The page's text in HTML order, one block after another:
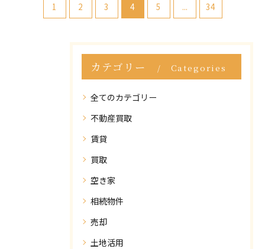
1 2 3 4 5 ... 34
カテゴリー Categories
全てのカテゴリー
不動産買取
賃貸
買取
空き家
相続物件
売却
土地活用